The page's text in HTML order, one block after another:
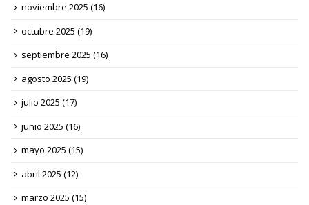
noviembre 2025 (16)
octubre 2025 (19)
septiembre 2025 (16)
agosto 2025 (19)
julio 2025 (17)
junio 2025 (16)
mayo 2025 (15)
abril 2025 (12)
marzo 2025 (15)